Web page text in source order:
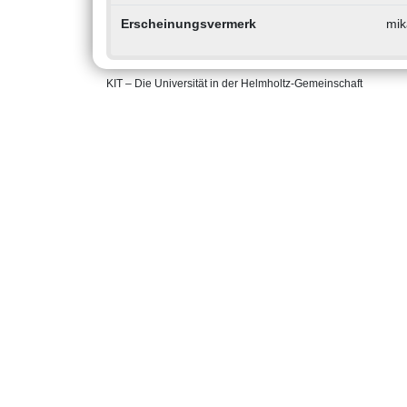
Erscheinungsvermerk
KIT – Die Universität in der Helmholtz-Gemeinschaft